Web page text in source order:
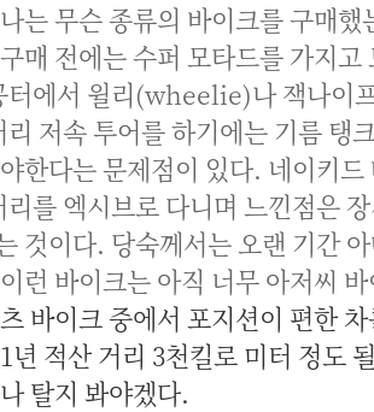
는 무슨 종류의 바이크를 구매했
매 전에는 수퍼 모타드를 가지
터에서 윌리(wheelie)나 잭나이
저속 투어를 하기에는 기름 탱
한다는 문제점이 있다. 네이키
를 엑시브로 다니며 느낀점은
것이다. 당숙께서는 오랜 기간
런 바이크는 아직 너무 아저씨
바이크 중에서 포지션이 편한
년 적산 거리 3천킬로 미터 정도
탈지 봐야겠다.